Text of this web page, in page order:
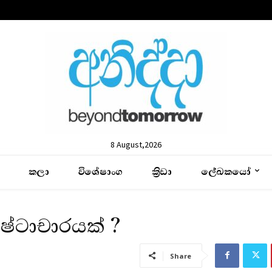
8 August,2026
කලා විශේෂාංග ක්‍රිඩා ලේඛකයෝ
?
Share